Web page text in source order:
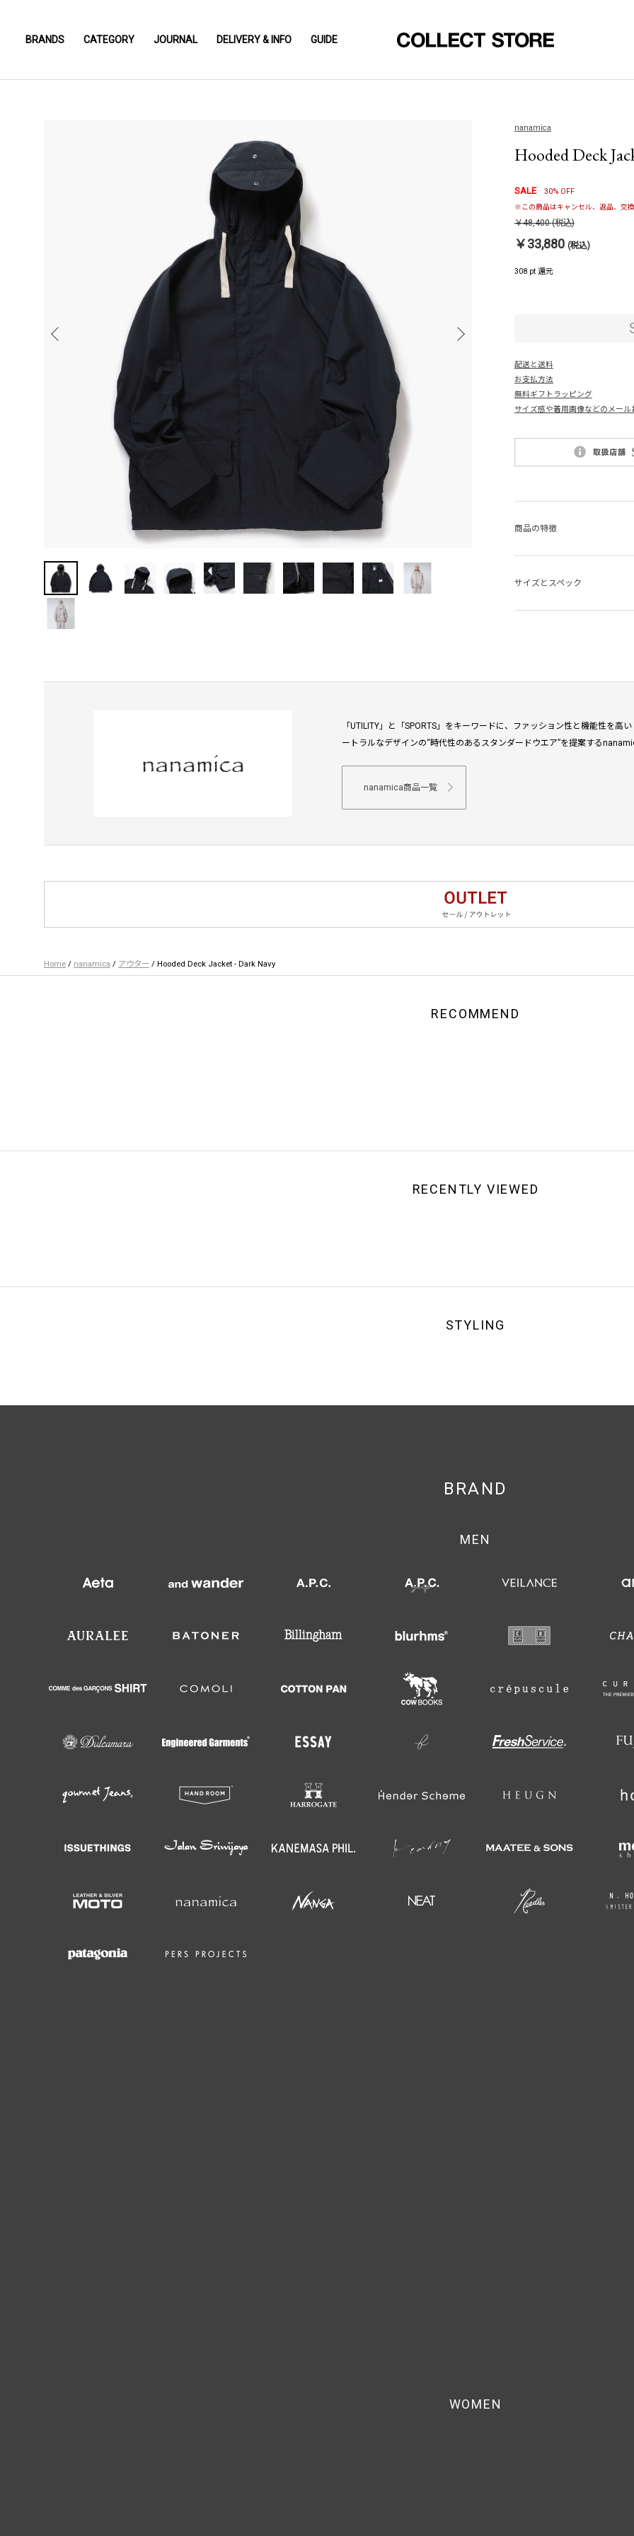
BRANDS CATEGORY JOURNAL DELIVERY & INFO GUIDE
nanamica
Hooded Deck
SALE 30% OFF
※この商品はキャンセル、返品、交
￥48,400(税込)
￥33,880 (税込)
308 pt 還元
配送と送料
お支払方法
無料ギフトラッピング
サイズ感や着用画像などのメール
商品の特徴
サイズとスペック
「UTILITY」と「SPORTS」をキーワードに、ファッション性と機能性を高
ートラルなデザインの“時代性のあるスタンダードウエア”を提案する
nanamica商品一覧
Home / nanamica / アウター / Hooded Deck Jacket - Dark Navy
RECOMMEND
RECENTLY VIEWED
STYLING
BRAND
MEN